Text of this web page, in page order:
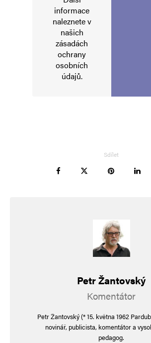
Vaše e-mailová adresa nebude zveřejněna.
Uložit do prohlížeče jméno, e-mail a webovou
Informujte mě o nových komentářích e-mailem.
Alternative:
informace
naleznete v
našich
zásadách
ochrany
osobních
údajů.
Sdílet
Petr Žantovský
Komentátor
Petr Žantovský (* 15. května 1962
novinář, publicista, komentátor a
pedagog.